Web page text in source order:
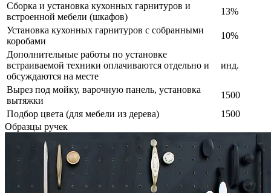
Сборка и установка кухонных гарнитуров и
встроенной мебели (шкафов)
13%
Установка кухонных гарнитуров с собранными
коробами
10%
Дополнительные работы по установке
встраиваемой техники оплачиваются отдельно и
обсуждаются на месте
инд.
Вырез под мойку, варочную панель, установка
вытяжки
1500
Подбор цвета (для мебели из дерева)
1500
Образцы ручек